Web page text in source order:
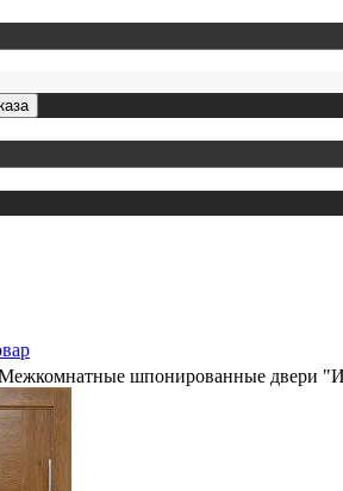
шпонированные двери